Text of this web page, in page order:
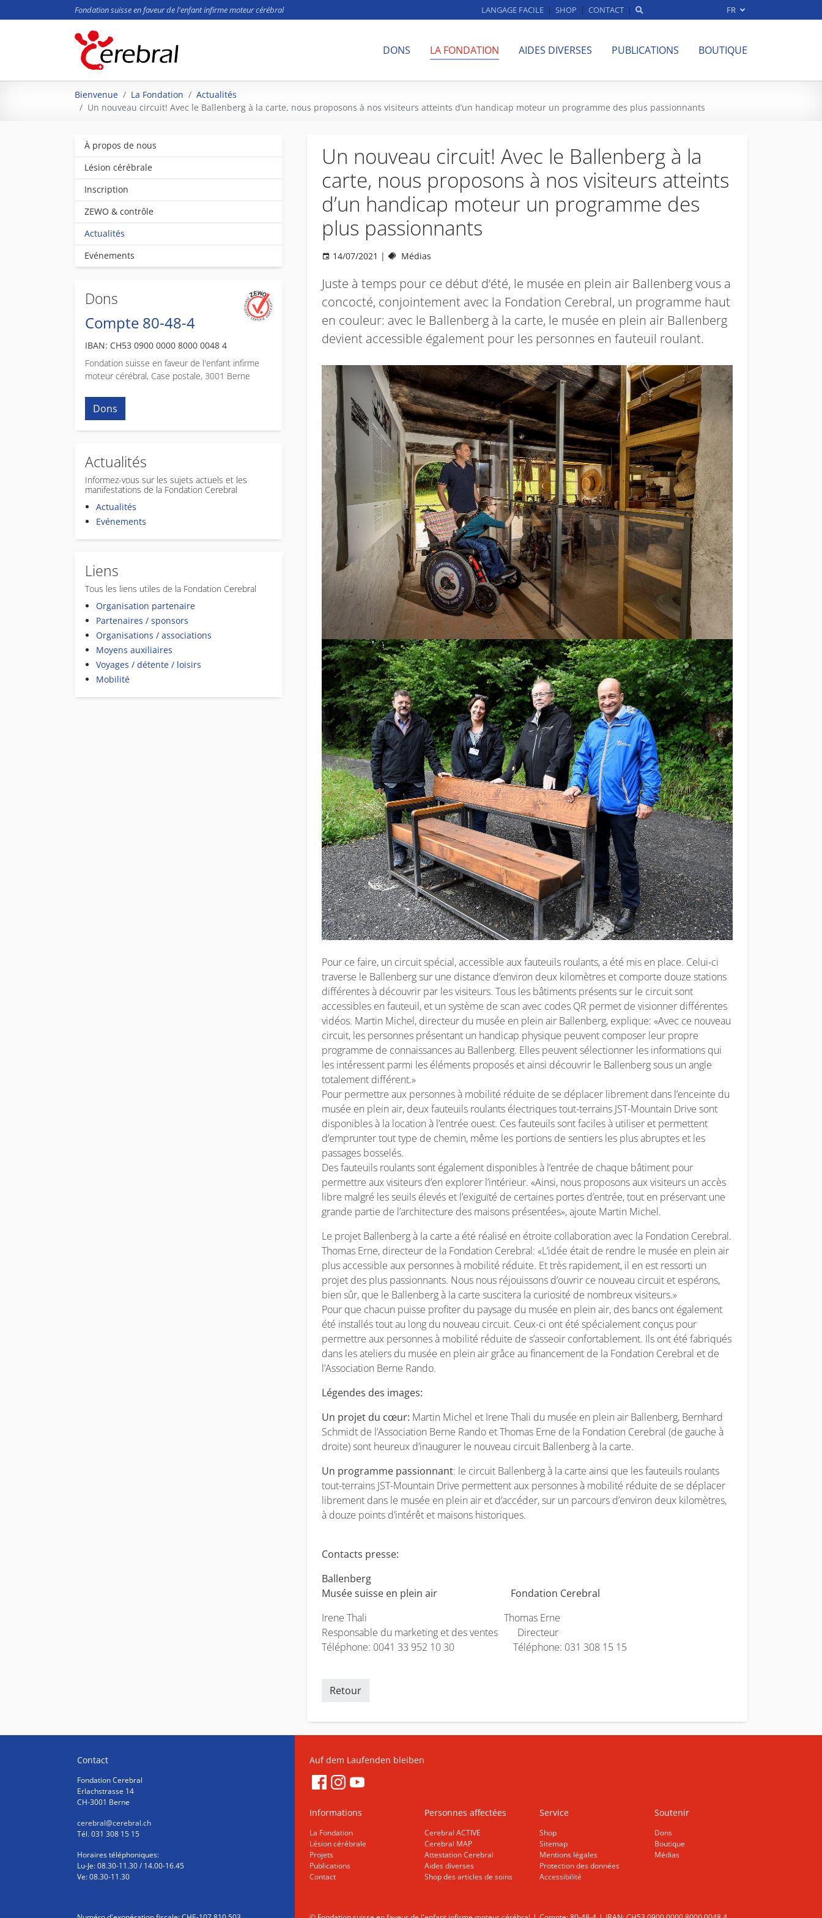
Fondation suisse en faveur de l'enfant infirme moteur cérébral LANGAGE FACILE SHOP CONTACT FR
DONS LA FONDATION AIDES DIVERSES PUBLICATIONS BOUTIQUE
Bienvenue La Fondation
Actualités
Un nouveau circuit! Avec le Ballenberg à la carte, nous proposons à nos visiteurs atteints d’un handicap moteur un programme des plus passionnants
À propos de nous
Lésion cérébrale
Inscription
ZEWO & contrôle
Actualités
Evénements
Dons
Compte 80-48-4
IBAN: CH53 0900 0000 8000 0048 4
Fondation suisse en faveur de l'enfant infirme
moteur cérébral, Case postale, 3001 Berne
Dons
Actualités
Informez-vous sur les sujets actuels et les
manifestations de la Fondation Cerebral
Actualités
Evénements
Liens
Tous les liens utiles de la Fondation Cerebral
Organisation partenaire
Partenaires / sponsors
Organisations / associations
Moyens auxiliaires
Voyages / détente / loisirs
Mobilité
Un nouveau circuit! Avec le Ballenberg à la
carte, nous proposons à nos visiteurs atteints
d’un handicap moteur un programme des
plus passionnants
14/07/2021 | Médias
Juste à temps pour ce début d’été, le musée en plein air Ballenberg vous a
concocté, conjointement avec la Fondation Cerebral, un programme haut
en couleur: avec le Ballenberg à la carte, le musée en plein air Ballenberg
devient accessible également pour les personnes en fauteuil roulant.
Pour ce faire, un circuit spécial, accessible aux fauteuils roulants, a été mis en place. Celui-ci
traverse le Ballenberg sur une distance d’environ deux kilomètres et comporte douze stations
différentes à découvrir par les visiteurs. Tous les bâtiments présents sur le circuit sont
accessibles en fauteuil, et un système de scan avec codes QR permet de visionner différentes
vidéos. Martin Michel, directeur du musée en plein air Ballenberg, explique: «Avec ce nouveau
circuit, les personnes présentant un handicap physique peuvent composer leur propre
programme de connaissances au Ballenberg. Elles peuvent sélectionner les informations qui
les intéressent parmi les éléments proposés et ainsi découvrir le Ballenberg sous un angle
totalement différent.»
Pour permettre aux personnes à mobilité réduite de se déplacer librement dans l’enceinte du
musée en plein air, deux fauteuils roulants électriques tout-terrains JST-Mountain Drive sont
disponibles à la location à l’entrée ouest. Ces fauteuils sont faciles à utiliser et permettent
d’emprunter tout type de chemin, même les portions de sentiers les plus abruptes et les
passages bosselés.
Des fauteuils roulants sont également disponibles à l’entrée de chaque bâtiment pour
permettre aux visiteurs d’en explorer l’intérieur. «Ainsi, nous proposons aux visiteurs un accès
libre malgré les seuils élevés et l’exiguïté de certaines portes d’entrée, tout en préservant une
grande partie de l’architecture des maisons présentées», ajoute Martin Michel.
Le projet Ballenberg à la carte a été réalisé en étroite collaboration avec la Fondation Cerebral.
Thomas Erne, directeur de la Fondation Cerebral: «L’idée était de rendre le musée en plein air
plus accessible aux personnes à mobilité réduite. Et très rapidement, il en est ressorti un
projet des plus passionnants. Nous nous réjouissons d’ouvrir ce nouveau circuit et espérons,
bien sûr, que le Ballenberg à la carte suscitera la curiosité de nombreux visiteurs.»
Pour que chacun puisse profiter du paysage du musée en plein air, des bancs ont également
été installés tout au long du nouveau circuit. Ceux-ci ont été spécialement conçus pour
permettre aux personnes à mobilité réduite de s’asseoir confortablement. Ils ont été fabriqués
dans les ateliers du musée en plein air grâce au financement de la Fondation Cerebral et de
l’Association Berne Rando.
Légendes des images:
Un projet du cœur: Martin Michel et Irene Thali du musée en plein air Ballenberg, Bernhard
Schmidt de l’Association Berne Rando et Thomas Erne de la Fondation Cerebral (de gauche à
droite) sont heureux d’inaugurer le nouveau circuit Ballenberg à la carte.
Un programme passionnant: le circuit Ballenberg à la carte ainsi que les fauteuils roulants
tout-terrains JST-Mountain Drive permettent aux personnes à mobilité réduite de se déplacer
librement dans le musée en plein air et d’accéder, sur un parcours d’environ deux kilomètres,
à douze points d’intérêt et maisons historiques.
Contacts presse:
Ballenberg
Musée suisse en plein air Fondation Cerebral
Irene Thali Thomas Erne
Responsable du marketing et des ventes Directeur
Téléphone: 0041 33 952 10 30 Téléphone: 031 308 15 15
Retour
Contact
Fondation Cerebral
Erlachstrasse 14
CH-3001 Berne
cerebral@cerebral.ch
Tél. 031 308 15 15
Horaires téléphoniques:
Lu-Je: 08.30-11.30 / 14.00-16.45
Ve: 08.30-11.30
Auf dem Laufenden bleiben
Informations
La Fondation
Lésion cérébrale
Projets
Publications
Contact
Personnes affectées
Cerebral ACTIVE
Cerebral MAP
Attestation Cerebral
Aides diverses
Shop des articles de soins
Service
Shop
Sitemap
Mentions légales
Protection des données
Accessibilité
Soutenir
Dons
Boutique
Médias